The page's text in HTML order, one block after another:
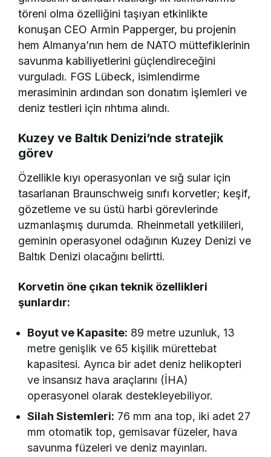
töreni olma özelliğini taşıyan etkinlikte
konuşan CEO Armin Papperger, bu projenin
hem Almanya’nın hem de NATO müttefiklerinin
savunma kabiliyetlerini güçlendireceğini
vurguladı. FGS Lübeck, isimlendirme
merasiminin ardından son donatım işlemleri ve
deniz testleri için rıhtıma alındı.
Kuzey ve Baltık Denizi’nde stratejik
görev
Özellikle kıyı operasyonları ve sığ sular için
tasarlanan Braunschweig sınıfı korvetler; keşif,
gözetleme ve su üstü harbi görevlerinde
uzmanlaşmış durumda. Rheinmetall yetkilileri,
geminin operasyonel odağının Kuzey Denizi ve
Baltık Denizi olacağını belirtti.
Korvetin öne çıkan teknik özellikleri
şunlardır:
Boyut ve Kapasite: 89 metre uzunluk, 13
metre genişlik ve 65 kişilik mürettebat
kapasitesi. Ayrıca bir adet deniz helikopteri
ve insansız hava araçlarını (İHA)
operasyonel olarak destekleyebiliyor.
Silah Sistemleri: 76 mm ana top, iki adet 27
mm otomatik top, gemisavar füzeler, hava
savunma füzeleri ve deniz mayınları.